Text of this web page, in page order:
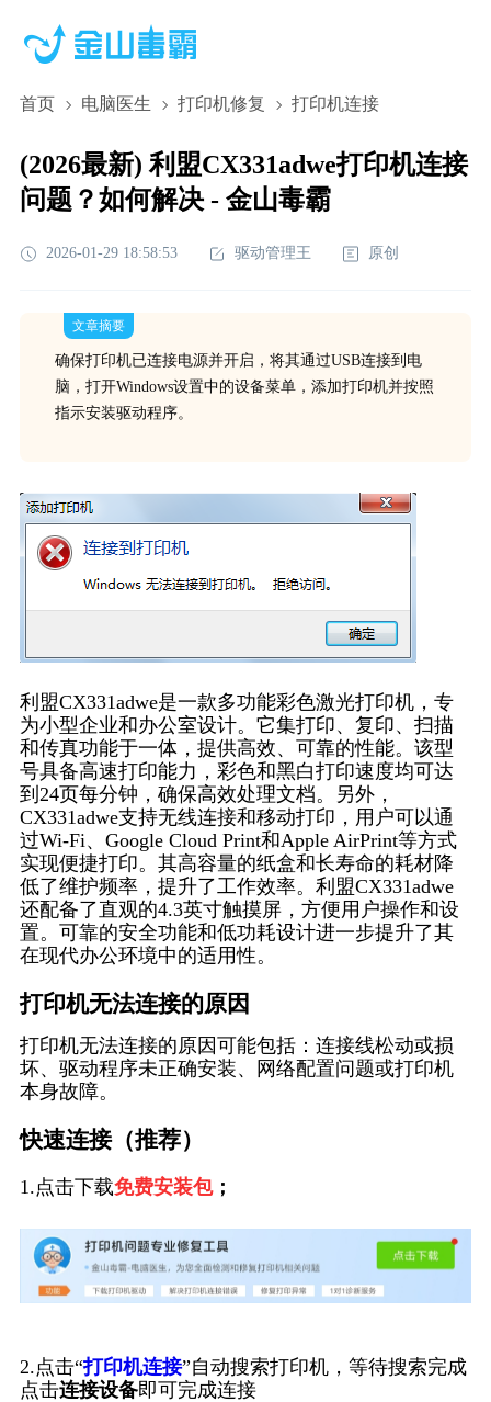
首页 电脑医生 打印机修复 打印机连接
(2026最新) 利盟CX331adwe打印机连接
问题？如何解决 - 金山毒霸
2026-01-29 18:58:53 驱动管理王 原创
文章摘要
确保打印机已连接电源并开启，将其通过USB连接到电
脑，打开Windows设置中的设备菜单，添加打印机并按照
指示安装驱动程序。
利盟CX331adwe是一款多功能彩色激光打印机，专
为小型企业和办公室设计。它集打印、复印、扫描
和传真功能于一体，提供高效、可靠的性能。该型
号具备高速打印能力，彩色和黑白打印速度均可达
到24页每分钟，确保高效处理文档。另外，
CX331adwe支持无线连接和移动打印，用户可以通
过Wi-Fi、Google Cloud Print和Apple AirPrint等方式
实现便捷打印。其高容量的纸盒和长寿命的耗材降
低了维护频率，提升了工作效率。利盟CX331adwe
还配备了直观的4.3英寸触摸屏，方便用户操作和设
置。可靠的安全功能和低功耗设计进一步提升了其
在现代办公环境中的适用性。
打印机无法连接的原因
打印机无法连接的原因可能包括：连接线松动或损
坏、驱动程序未正确安装、网络配置问题或打印机
本身故障。
快速连接（推荐）
1.点击下载免费安装包；
2.点击“打印机连接”自动搜索打印机，等待搜索完成
点击连接设备即可完成连接